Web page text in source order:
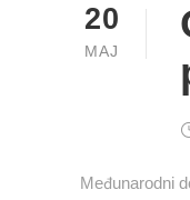
20
MAJ
Međunarodni